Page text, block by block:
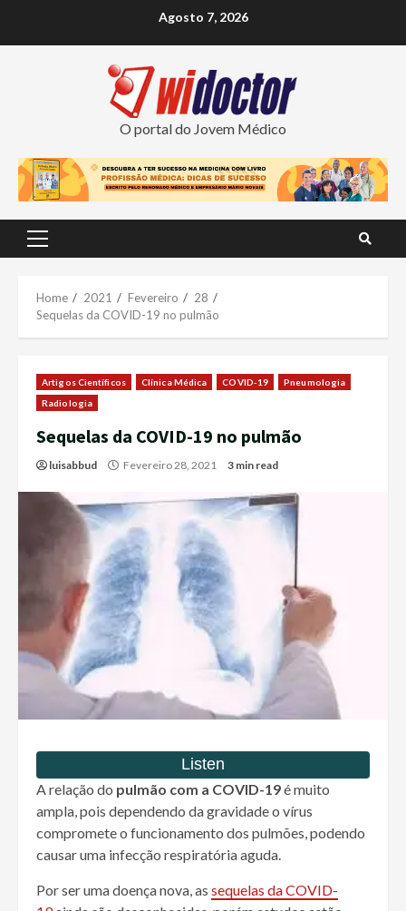
Agosto 7, 2026
O portal do Jovem Médico
Primary
Home 2021 Fevereiro
28
Sequelas da COVID-19 no pulmão
Artigos Científicos Clínica Médica COVID-19
Pneumologia
Radiologia
Sequelas da COVID-19 no pulmão
luisabbud Fevereiro 28, 2021 3 min read
A relação do pulmão com a COVID-19é muito
ampla, pois dependendo da gravidade o vírus
compromete o funcionamento dos pulmões, podendo
causar uma infecção respiratória aguda.
Por ser uma doença nova, as sequelas da COVID-